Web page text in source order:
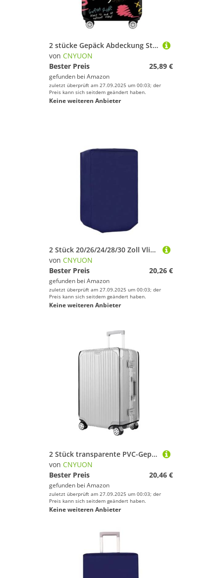
2 stücke Gepäck Abdeckung Stretch Stoff Koffer Schutz Staub Fall Geeignet for Reise Veranstalter(Colorful dot,M)
von CNYUON
Bester Preis
25,89 €
gefunden bei Amazon
zuletzt überprüft am 27.09.2025 um 00:03; der
Preis kann sich seitdem geändert haben.
Keine weiteren Anbieter
2 Stück 20/26/24/28/30 Zoll Vlies-Gepäckabdeckung, staubdicht, Trolley-Koffer, verschleißfest, rollend, Kratzfest, Gepäckschutz-Abdeckung(Blue,24 inch)
von CNYUON
Bester Preis
20,26 €
gefunden bei Amazon
zuletzt überprüft am 27.09.2025 um 00:03; der
Preis kann sich seitdem geändert haben.
Keine weiteren Anbieter
2 Stück transparente PVC-Gepäckschutzhülle, Rollgepäck-Schutzhülle, verschleißfeste Außenhülle, transparenter Schutz(24 inches)
von CNYUON
Bester Preis
20,46 €
gefunden bei Amazon
zuletzt überprüft am 27.09.2025 um 00:03; der
Preis kann sich seitdem geändert haben.
Keine weiteren Anbieter